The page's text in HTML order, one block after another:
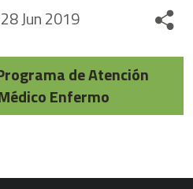
28 Jun 2019 Share
de Atención
Enfermo